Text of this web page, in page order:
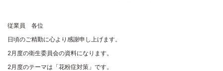
従業員 各位
日頃のご精勤に心より感謝申し上げます。
2月度の衛生委員会の資料になります。
2月度のテーマは「花粉症対策」です。